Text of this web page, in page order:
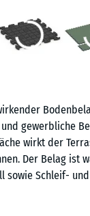
gewerbliche
wirkt der
Der Belag ist
Schleif-